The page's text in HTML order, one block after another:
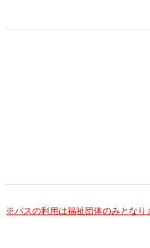
※バスの利用は福祉団体のみとなり